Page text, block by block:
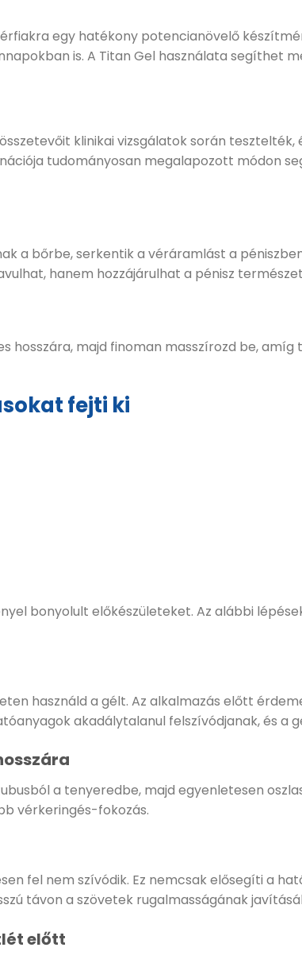
egy hatékony potencianövelő
is. A Titan Gel használata segíthet
klinikai vizsgálatok során
tudományosan megalapozott módon
a bőrbe, serkentik a véráramlást a
hanem hozzájárulhat a pénisz
hosszára, majd finoman masszírozd be, amíg
fejti ki
bonyolult előkészületeket. Az alábbi
használd a gélt. Az alkalmazás előtt
akadálytalanul felszívódjanak, és a
a tenyeredbe, majd egyenletesen
vérkeringés-fokozás.
fel nem szívódik. Ez nemcsak elősegíti a
távon a szövetek rugalmasságának
előtt